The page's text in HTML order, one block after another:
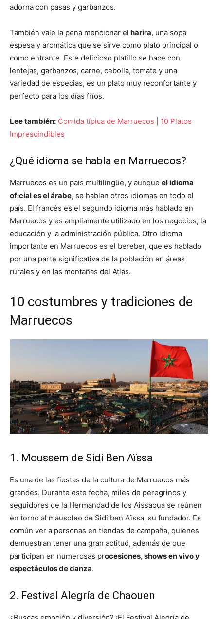
adorna con pasas y garbanzos.
También vale la pena mencionar el harira, una sopa
espesa y aromática que se sirve como plato principal o
como entrante. Este delicioso platillo se hace con
lentejas, garbanzos, carne, cebolla, tomate y una
variedad de especias, es un plato muy reconfortante y
perfecto para los días fríos.
Lee también: Comida típica de Marruecos | 10 Platos
Imprescindibles
¿Qué idioma se habla en Marruecos?
Marruecos es un país multilingüe, y aunque el idioma
oficial es el árabe, se hablan otros idiomas en todo el
país. El francés es el segundo idioma más hablado en
Marruecos y es ampliamente utilizado en los negocios, la
educación y la administración pública. Otro idioma
importante en Marruecos es el bereber, que es hablado
por una parte significativa de la población en áreas
rurales y en las montañas del Atlas.
10 costumbres y tradiciones de
Marruecos
1. Moussem de Sidi Ben Aïssa
Es una de las fiestas de la cultura de Marruecos más
grandes. Durante este fecha, miles de peregrinos y
seguidores de la Hermandad de los Aissaoua se reúnen
en torno al mausoleo de Sidi ben Aïssa, su fundador. Es
común ver a personas en tiendas de campaña, quienes
demuestran tener una gran actitud, además de que
participan en numerosas procesiones, shows en vivo y
espectáculos de danza.
2. Festival Alegría de Chaouen
¿Buscas emoción y diversión? ¡El Festival Alegría de